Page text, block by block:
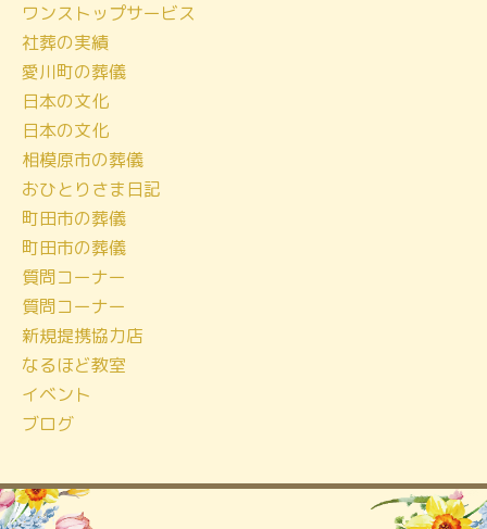
カ
イ
ブ
ワンストップサービス
社葬の実績
愛川町の葬儀
日本の文化
日本の文化
相模原市の葬儀
おひとりさま日記
町田市の葬儀
町田市の葬儀
質問コーナー
質問コーナー
新規提携協力店
なるほど教室
イベント
ブログ